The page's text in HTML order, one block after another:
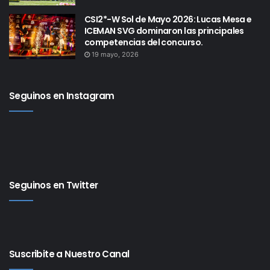
CSI2*-W Sol de Mayo 2026: Lucas Mesa e
ICEMAN SVG dominaron las principales
competencias del concurso.
19 mayo, 2026
Seguinos en Instagram
Seguinos en Twitter
Suscribite a Nuestro Canal